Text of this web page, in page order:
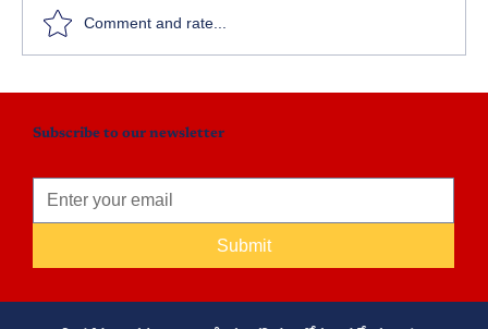
రఘుపతి రాఘవ రాజారాం ఎపిసోడ్ 7
Comment and rate...
Subscribe to our newsletter
Submit